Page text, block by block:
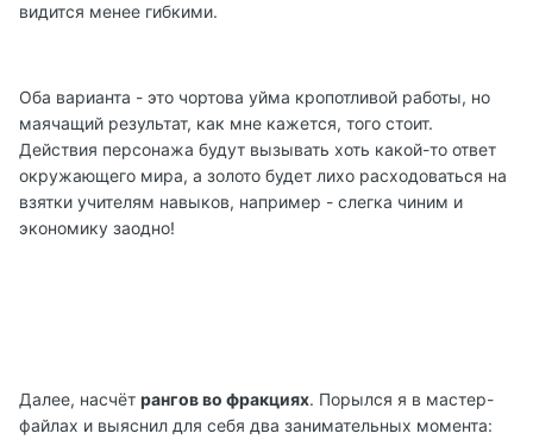
видится менее гибкими.
Оба варианта - это чортова уйма кропотливой работы, но
маячащий результат, как мне кажется, того стоит.
Действия персонажа будут вызывать хоть какой-то ответ
окружающего мира, а золото будет лихо расходоваться на
взятки учителям навыков, например - слегка чиним и
экономику заодно!
Далее, насчёт рангов во фракциях. Порылся я в мастер-
файлах и выяснил для себя два занимательных момента: